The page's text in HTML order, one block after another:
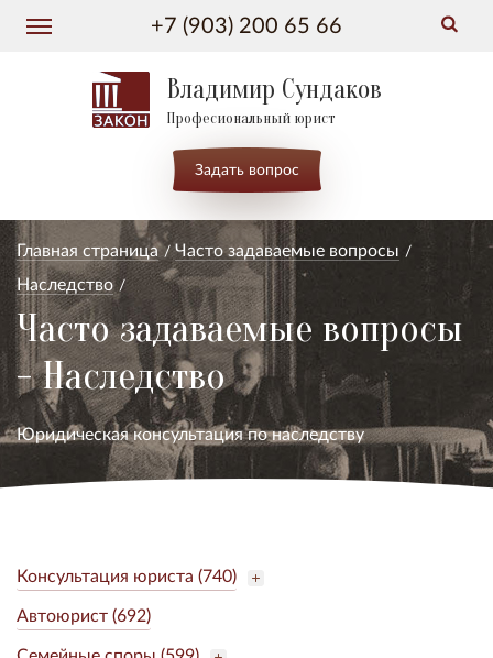
+7 (903) 200 65 66
Владимир Сундаков
Професиональный юрист
Задать вопрос
Главная страница
Часто задаваемые вопросы
Наследство
Часто задаваемые вопросы
- Наследство
Юридическая консультация по наследству
Консультация юриста (740)
Автоюрист (692)